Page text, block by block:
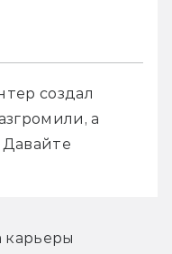
создал
а
карьеры